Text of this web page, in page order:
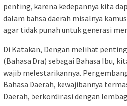
penting, karena kedepannya kita
dalam bahsa daerah misalnya
agar tidak punah untuk generasi
Di Katakan, Dengan melihat
(Bahasa Dra) sebagai Bahasa Ibu,
wajib melestarikannya.
Bahasa Daerah, kewajibannya
Daerah, berkordinasi dengan